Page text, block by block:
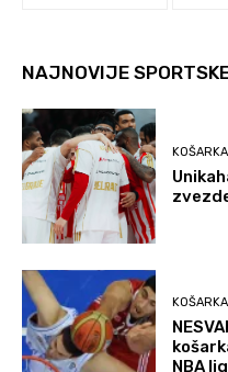
NAJNOVIJE
KOŠARKA
KOŠARKA
NBA